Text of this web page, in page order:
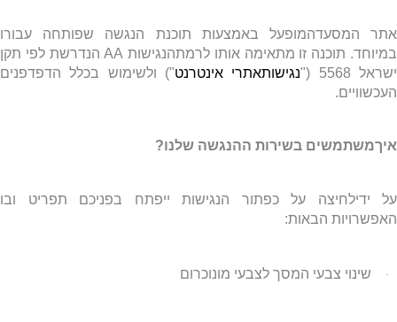
המסעדהמופעל באמצעות תוכנת הנגשה שפותחה עבורו
תוכנה זו מתאימה אותו לרמתהנגישותAAהנדרשת לפי תקן
5568 ("
נגישותאתרי אינטרנט") ולשימוש בכלל הדפדפנים
בשירות ההנגשה שלנו?
ידילחיצה על כפתור הנגישות ייפתח בפניכם תפריט ובו
הבאות:
שינוי צבעי המסך לצבעי מונוכרום